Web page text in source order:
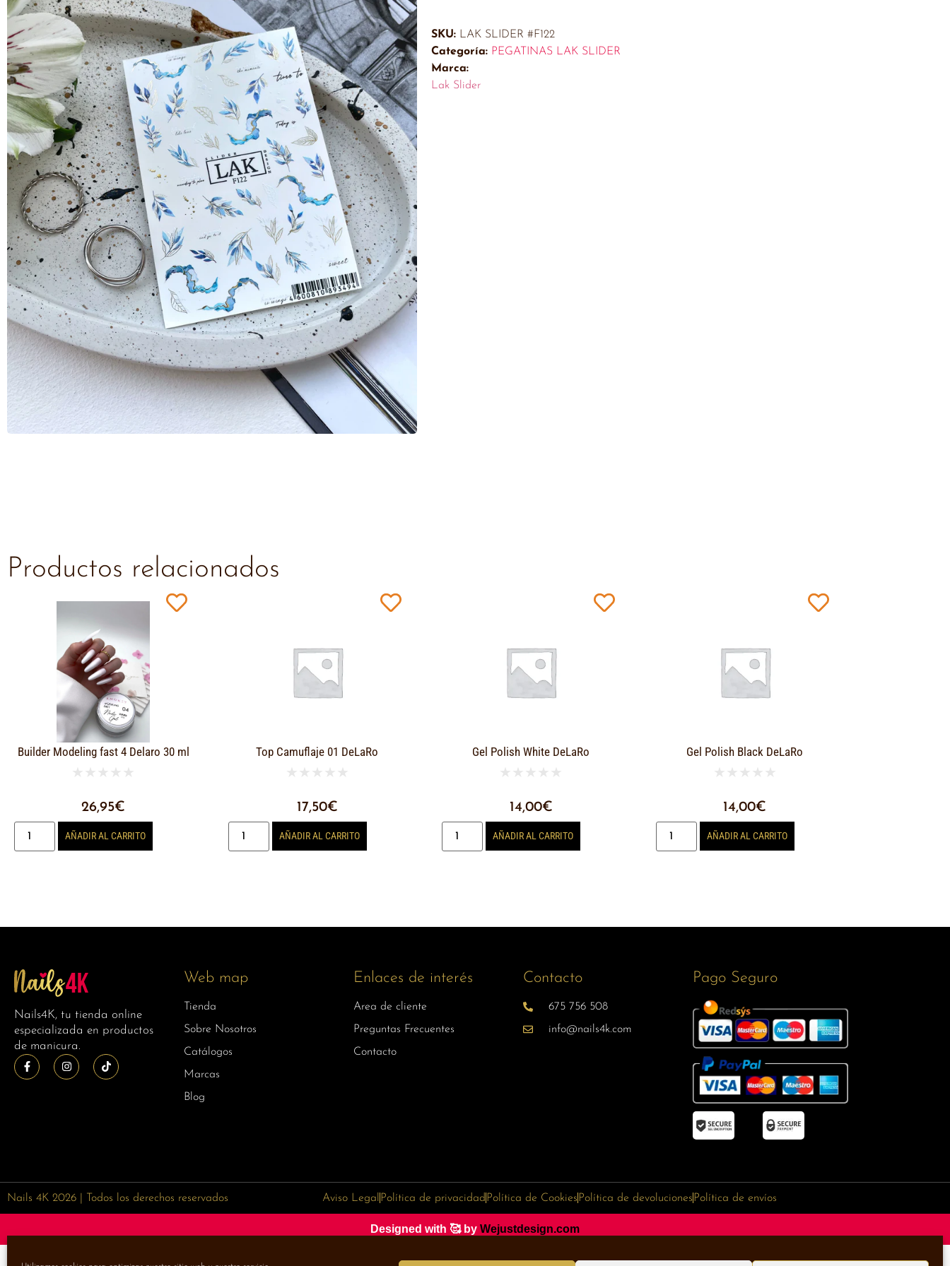
SKU: LAK SLIDER #F122
Categoría: PEGATINAS LAK SLIDER
Marca:
Lak Slider
Productos relacionados
Builder Modeling fast 4 Delaro 30 ml
★ ★ ★ ★ ★
26,95€
AÑADIR AL CARRITO
Top Camuflaje 01 DeLaRo
★ ★ ★ ★ ★
17,50€
AÑADIR AL CARRITO
Gel Polish White DeLaRo
★ ★ ★ ★ ★
14,00€
AÑADIR AL CARRITO
Gel Polish Black DeLaRo
★ ★ ★ ★ ★
14,00€
AÑADIR AL CARRITO
Nails4K, tu tienda online
especializada en productos
de manicura.
Web map
Tienda
Sobre Nosotros
Catálogos
Marcas
Blog
Enlaces de interés
Area de cliente
Preguntas Frecuentes
Contacto
Contacto
675 756 508
info@nails4k.com
Pago Seguro
Nails 4K 2026 | Todos los derechos reservados Aviso Legal Política de privacidad Política de Cookies Política de devoluciones Política de envíos
Designed with 🥰 by Wejustdesign.com